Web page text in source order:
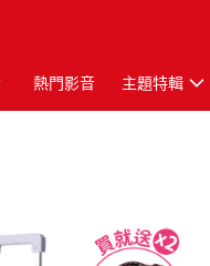
熱門影音 主題特輯